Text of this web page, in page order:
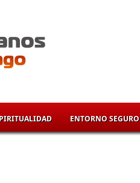
ENTORNO SEGURO